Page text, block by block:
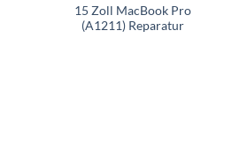
15 Zoll MacBook Pro
(A1211) Reparatur